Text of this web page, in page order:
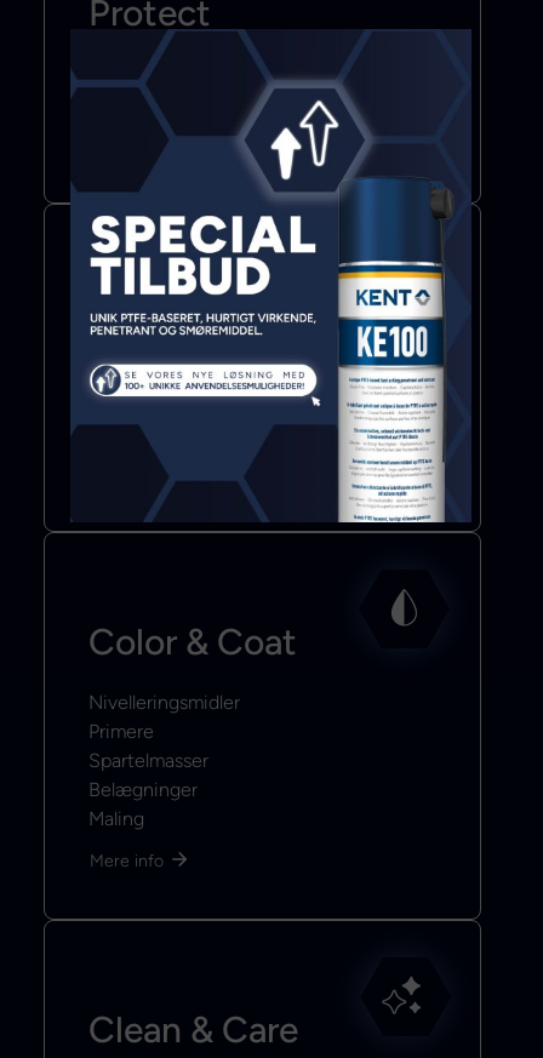
Protect
Tilsætningsstof
Smøremiddel
Bond & Seal
Lim
Fugemasse
Klæbebånd
Color & Coat
Nivelleringsmidler
Primere
Spartelmasser
Belægninger
Maling
Mere info
Clean & Care